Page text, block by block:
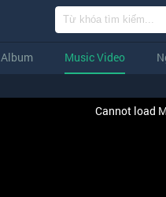
Album Music Video
Cannot load